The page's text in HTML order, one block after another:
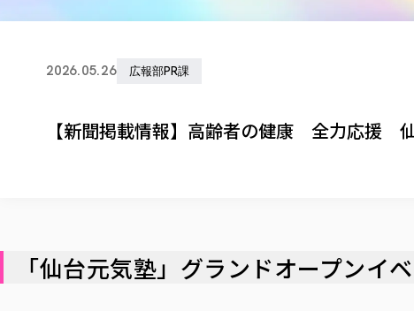
2026.05.26 広報部PR課
【新聞掲載情報】高齢者の健康 全力応援
「仙台元気塾」グランドオープンイ